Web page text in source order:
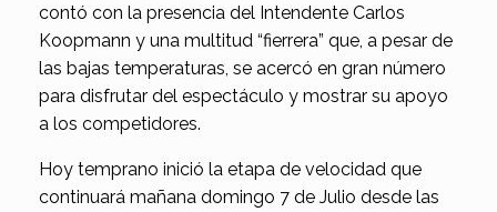
contó con la presencia del Intendente Carlos
Koopmann y una multitud “fierrera” que, a pesar de
las bajas temperaturas, se acercó en gran número
para disfrutar del espectáculo y mostrar su apoyo
a los competidores.
Hoy temprano inició la etapa de velocidad que
continuará mañana domingo 7 de Julio desde las